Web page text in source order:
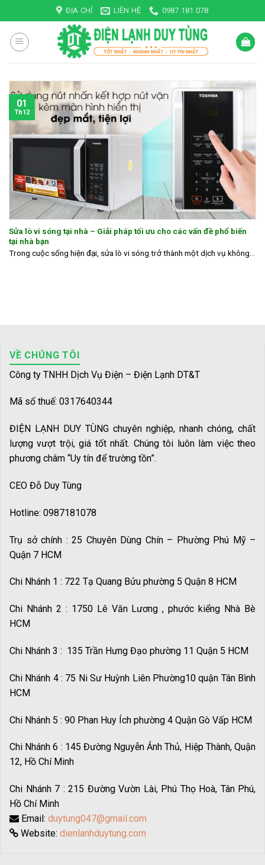
to
content
ĐỊA CHỈ LIÊN HỆ 0987.181.078
Sửa lò vi sóng tại nhà – Giải pháp tối ưu cho các vấn đề phổ biến
tại nhà bạn
Trong cuộc sống hiện đại, sửa lò vi sóng trở thành một dịch vụ không...
01
Th12
VỀ CHÚNG TÔI
Công ty TNHH Dịch Vụ Điện – Điện Lạnh DT&T
Mã số thuế: 0317640344
ĐIỆN LẠNH DUY TÙNG chuyên nghiệp, nhanh chóng, chất
lượng vượt trội, giá tốt nhất. Chúng tôi luôn làm việc theo
phương châm “Uy tín để trường tồn”.
CEO Đỗ Duy Tùng
Hotline: 0987181078
Trụ sở chính : 25 Chuyên Dùng Chín – Phường Phú Mỹ –
Quận 7 HCM
Chi Nhánh 1 : 722 Tạ Quang Bửu phường 5 Quận 8 HCM
Chi Nhánh 2 : 1750 Lê Văn Lương , phước kiểng Nhà Bè
HCM
Chi Nhánh 3 : 135 Trần Hưng Đạo phường 11 Quận 5 HCM
Chi Nhánh 4 : 75 Ni Sư Huỳnh Liên Phường10 quận Tân Bình
HCM
Chi Nhánh 5 : 90 Phan Huy Ích phường 4 Quận Gò Vấp HCM
Chi Nhánh 6 : 145 Đường Nguyễn Ảnh Thủ, Hiệp Thành, Quận
12, Hồ Chí Minh
Chi Nhánh 7 : 215 Đường Vườn Lài, Phú Thọ Hoà, Tân Phú,
Hồ Chí Minh
Email: duytung047@gmail.com
Website: dienlanhduytung.com